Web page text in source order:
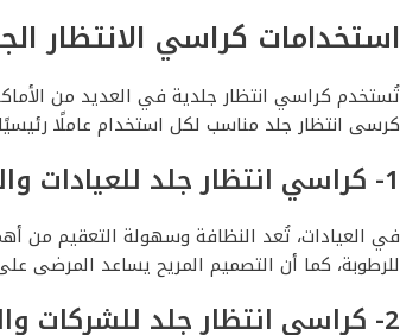
استخدامات كراسي الانتظار
تُستخدم كراسي انتظار جلدية في العديد من
كرسى انتظار جلد مناسب لكل استخدام عاملًا
1- كراسي انتظار جلد للعيادات والمراكز الطبية
في العيادات، تُعد النظافة وسهولة التعقيم
للرطوبة، كما أن التصميم المريح يساعد المرضى
2- كراسي انتظار جلد للشركات والمكاتب